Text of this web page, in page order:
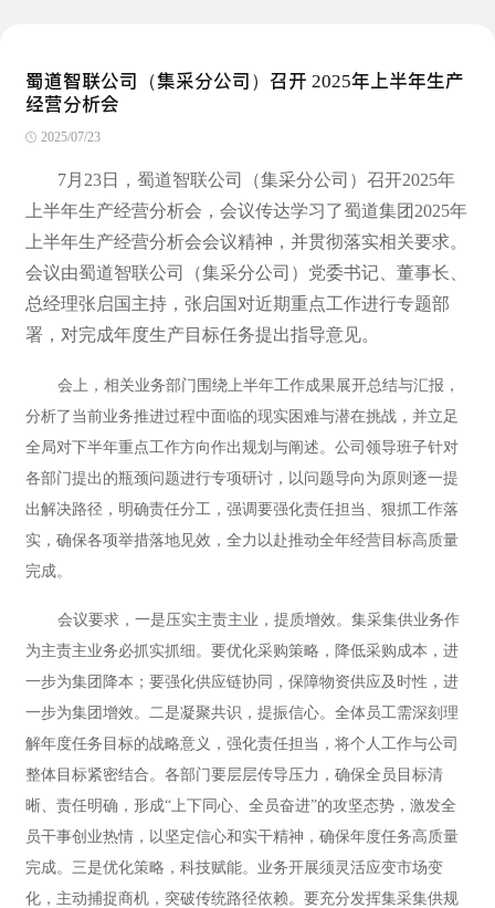
蜀道智联公司（集采分公司）召开 2025年上半年生产
经营分析会
2025/07/23
7月23日，蜀道智联公司（集采分公司）召开2025年
上半年生产经营分析会，会议传达学习了蜀道集团2025年
上半年生产经营分析会会议精神，并贯彻落实相关要求。
会议由蜀道智联公司（集采分公司）党委书记、董事长、
总经理张启国主持，张启国对近期重点工作进行专题部
署，对完成年度生产目标任务提出指导意见。
会上，相关业务部门围绕上半年工作成果展开总结与汇报，
分析了当前业务推进过程中面临的现实困难与潜在挑战，并立足
全局对下半年重点工作方向作出规划与阐述。公司领导班子针对
各部门提出的瓶颈问题进行专项研讨，以问题导向为原则逐一提
出解决路径，明确责任分工，强调要强化责任担当、狠抓工作落
实，确保各项举措落地见效，全力以赴推动全年经营目标高质量
完成。
会议要求，一是压实主责主业，提质增效。集采集供业务作
为主责主业务必抓实抓细。要优化采购策略，降低采购成本，进
一步为集团降本；要强化供应链协同，保障物资供应及时性，进
一步为集团增效。二是凝聚共识，提振信心。全体员工需深刻理
解年度任务目标的战略意义，强化责任担当，将个人工作与公司
整体目标紧密结合。各部门要层层传导压力，确保全员目标清
晰、责任明确，形成“上下同心、全员奋进”的攻坚态势，激发全
员干事创业热情，以坚定信心和实干精神，确保年度任务高质量
完成。三是优化策略，科技赋能。业务开展须灵活应变市场变
化，主动捕捉商机，突破传统路径依赖。要充分发挥集采集供规